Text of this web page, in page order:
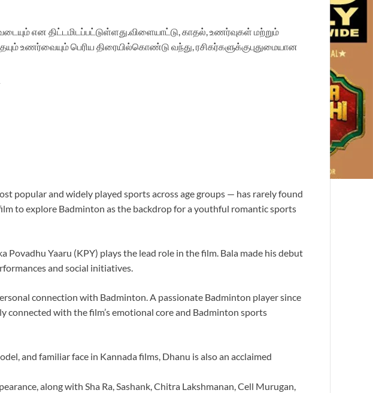
என திட்டமிடப்பட்டுள்ளது.விளையாட்டு, காதல், உணர்வுகள் மற்றும்
உணர்வையும் பெரிய திரையில்கொண்டு வந்து, ரசிகர்களுக்குபுதுமையான
popular and widely played sports across age groups — has rarely found
to explore Badminton as the backdrop for a youthful romantic sports
Yaaru (KPY) plays the lead role in the film. Bala made his debut
and social initiatives.
connection with Badminton. A passionate Badminton player since
with the film’s emotional core and Badminton sports
and familiar face in Kannada films, Dhanu is also an acclaimed
along with Sha Ra, Sashank, Chitra Lakshmanan, Cell Murugan,